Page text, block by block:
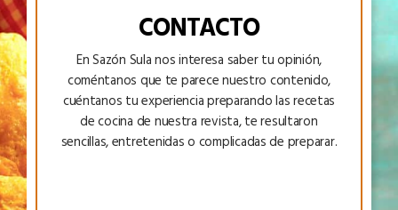
CONTACTO
En Sazón Sula nos interesa saber tu opinión,
coméntanos que te parece nuestro contenido,
cuéntanos tu experiencia preparando las recetas
de cocina de nuestra revista, te resultaron
sencillas, entretenidas o complicadas de preparar.